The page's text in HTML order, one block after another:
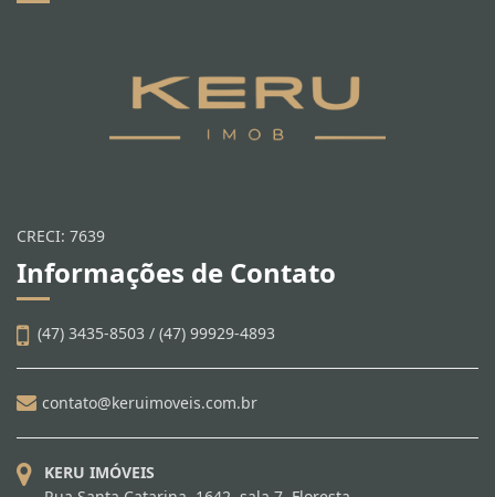
CRECI: 7639
Informações de Contato
(47) 3435-8503 / (47) 99929-4893
contato@keruimoveis.com.br
KERU IMÓVEIS